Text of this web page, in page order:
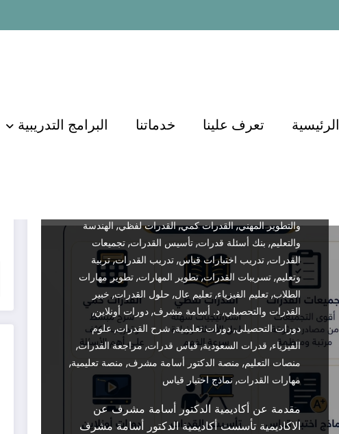
الرئيسية تعرف علينا خدماتنا البرامج التدريبية
المساهمة في تطوير التعليم في
دورة قدرات, أفضل شرح قدرات,أكاديمية الدكتور أسامة
والتطوير المهني,القدرات كمي,القدرات لفظي,الهندسة
والتعليم, بنك أسئلة قدرات, تأسيس القدرات, تجميعات
القدرات, تدريب اختبارات قياس, تدريب القدرات,تربية
وتعليم, تسريبات القدرات,تطوير المهارات, تطوير مهارات
الطلاب,تعليم الفيزياء, تعليم عال, حلول القدرات,خبير
القدرات والتحصيلي,د. أسامة مشرف, دورات أونلاين,
دورات التحصيلي,دورات تعليمية,شرح القدرات,علوم
الفيزياء, قدرات السعودية,قياس قدرات,مراجعة القدرات,
منصات التعليم, منصة الدكتور أسامة مشرف, منصة تعليمية,
مهارات القدرات,نماذج اختبار قياس
مقدمة عن أكاديمية الدكتور أسامة مشرف عن
الاكاديمية تأسست أكاديمية الدكتور أسامة مشرف